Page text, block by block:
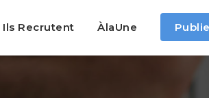
Ils Recrutent ÀlaUne